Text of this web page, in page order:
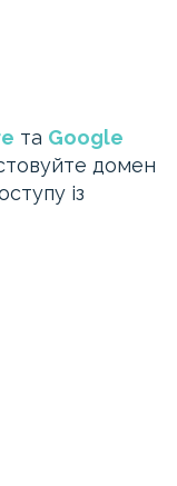
та Google
домен
із